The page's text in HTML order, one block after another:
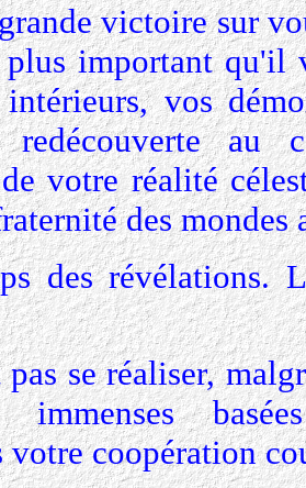
victoire sur
plus important qu'il
vos
au
votre réalité
des mondes
des révélations.
se réaliser,
immenses
coopération